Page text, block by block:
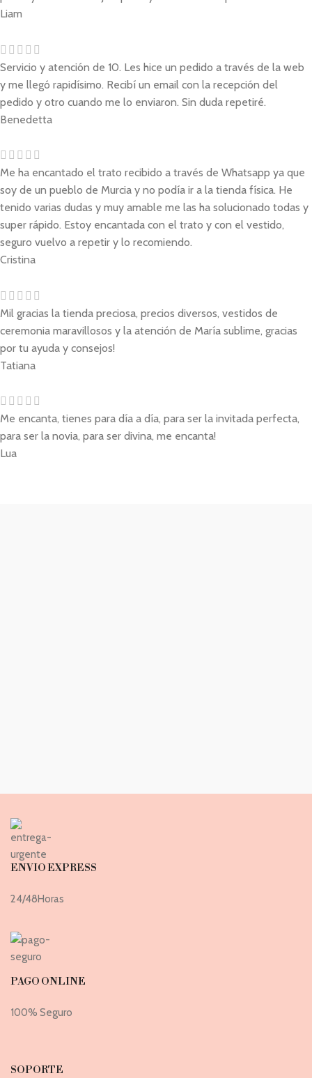
Liam
Servicio y atención de 10. Les hice un pedido a través de la web
y me llegó rapidísimo. Recibí un email con la recepción del
pedido y otro cuando me lo enviaron. Sin duda repetiré.
Benedetta
Me ha encantado el trato recibido a través de Whatsapp ya que
soy de un pueblo de Murcia y no podía ir a la tienda física. He
tenido varias dudas y muy amable me las ha solucionado todas y
super rápido. Estoy encantada con el trato y con el vestido,
seguro vuelvo a repetir y lo recomiendo.
Cristina
Mil gracias la tienda preciosa, precios diversos, vestidos de
ceremonia maravillosos y la atención de María sublime, gracias
por tu ayuda y consejos!
Tatiana
Me encanta, tienes para día a día, para ser la invitada perfecta,
para ser la novia, para ser divina, me encanta!
Lua
ENVIO EXPRESS
24/48Horas
PAGO ONLINE
100% Seguro
SOPORTE